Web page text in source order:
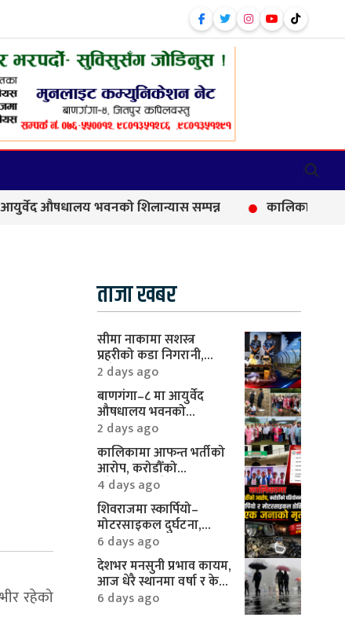
भवनको शिलान्यास सम्पन्न कालिकामा आफन्त
रहेको
ताजा खबर
सीमा नाकामा सशस्त्र
प्रहरीको कडा निगरानी,
करिब १० लाखका
मोटरपार्ट्स बरामद
2 days ago
बाणगंगा–८ मा आयुर्वेद
औषधालय भवनको
शिलान्यास सम्पन्न
2 days ago
कालिकामा आफन्त भर्तीको
आरोप, करोडौँको
परियोजनामाथि गम्भीर प्रश्न
4 days ago
शिवराजमा स्कार्पियो–
मोटरसाइकल दुर्घटना,
एकको मृत्यु
6 days ago
देशभर मनसुनी प्रभाव कायम,
आज धेरै स्थानमा वर्षा र केही
क्षेत्रमा भारी वर्षाको
6 days ago